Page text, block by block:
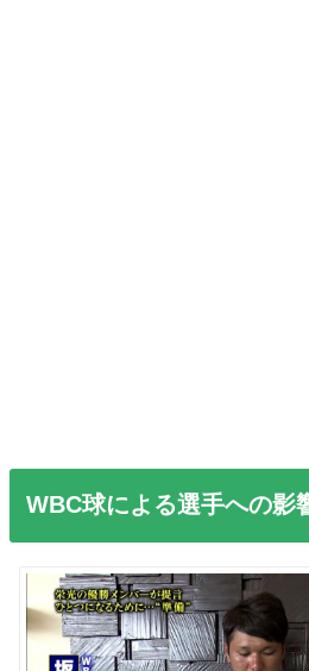
WBC球による選手への影